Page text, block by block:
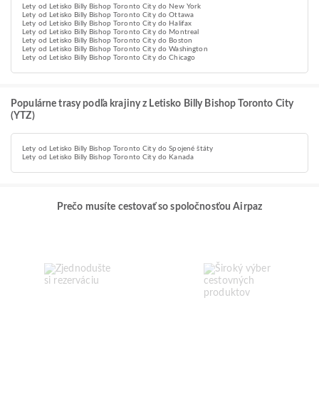
Lety od Letisko Billy Bishop Toronto City do New York
Lety od Letisko Billy Bishop Toronto City do Ottawa
Lety od Letisko Billy Bishop Toronto City do Halifax
Lety od Letisko Billy Bishop Toronto City do Montreal
Lety od Letisko Billy Bishop Toronto City do Boston
Lety od Letisko Billy Bishop Toronto City do Washington
Lety od Letisko Billy Bishop Toronto City do Chicago
Populárne trasy podľa krajiny z Letisko Billy Bishop Toronto City
(YTZ)
Lety od Letisko Billy Bishop Toronto City do Spojené štáty
Lety od Letisko Billy Bishop Toronto City do Kanada
Prečo musíte cestovať so spoločnosťou Airpaz